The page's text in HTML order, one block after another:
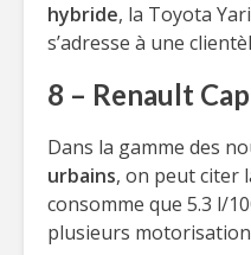
hybride, la Toyota
s’adresse à une
8 – Renault
Dans la gamme des
urbains, on peut citer
consomme que 5.3 l/
plusieurs